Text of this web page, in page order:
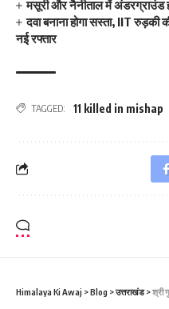
मसूरी और नैनीताल में अंडरग्राउंड
दवा बनाना होगा सस्ता, IIT
नई रफ्तार
TAGGED: 11 killed in mishap
Himalaya Ki Awaj >Blog >उत्तराखंड>श्री गुरु